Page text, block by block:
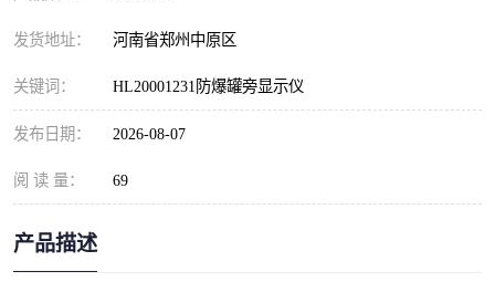
发货地址： 河南省郑州中原区
关键词： HL20001231防爆罐旁显示仪
发布日期： 2026-08-07
阅 读 量： 69
产品描述